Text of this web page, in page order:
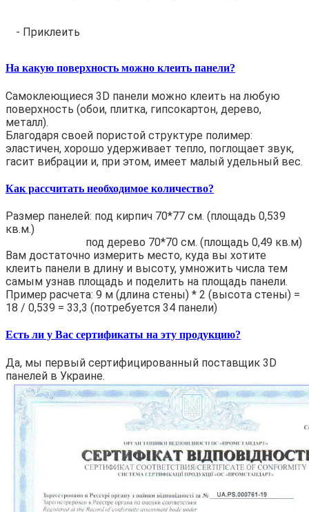
- Приклеить
На какую поверхность можно клеить панели?
Самоклеющиеся 3D панели можно клеить на любую
поверхность (обои, плитка, гипсокартон, дерево,
металл).
Благодаря своей пористой структуре полимер:
эластичен, хорошо удерживает тепло, поглощает звук,
гасит вибрации и, при этом, имеет малый удельный вес.
Как рассчитать необходимое количество?
Размер панелей: под кирпич 70*77 см. (площадь 0,539
кв.м.)
под дерево 70*70 см. (площадь 0,49 кв.м)
Вам достаточно измерить место, куда вы хотите
клеить панели в длину и высоту, умножить числа тем
самым узнав площадь и поделить на площадь панели.
Пример расчета: 9 м (длина стены) * 2 (высота стены) =
18 / 0,539 = 33,3 (потребуется 34 панели)
Есть ли у Вас сертификаты на эту продукцию?
Да, мы первый сертифицированный поставщик 3D
панелей в Украине.